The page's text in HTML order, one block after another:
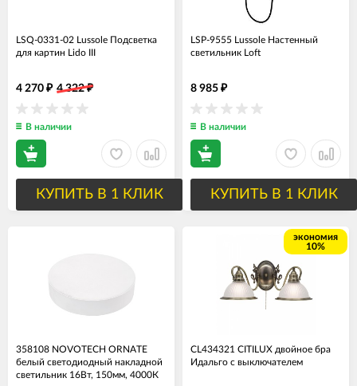
LSQ-0331-02 Lussole Подсветка
для картин Lido III
4 270 ₽ 4 322₽
В наличии
КУПИТЬ В 1 КЛИК
LSP-9555 Lussole Настенный
светильник Loft
8 985 ₽
В наличии
КУПИТЬ В 1 КЛИК
358108 NOVOTECH ORNATE
белый светодиодный накладной
светильник 16Вт, 150мм, 4000К
экономия
10%
CL434321 CITILUX двойное бра
Идальго с выключателем